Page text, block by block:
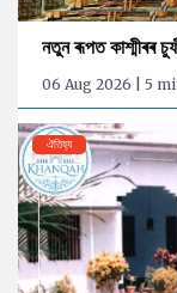
নতুন ৰূপত কাশ্মীৰৰ
06 Aug 2026 | 5
ঐতিহ্য